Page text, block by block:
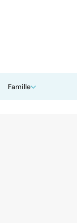
Famille